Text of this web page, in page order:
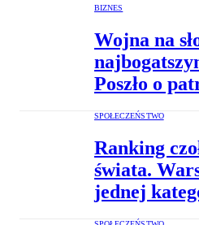
BIZNES
Wojna na
Poszło o
SPOŁECZEŃSTWO
Ranking
świata.
jednej